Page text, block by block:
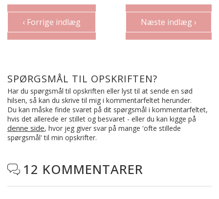
‹ Forrige indlæg Næste indlæg ›
SPØRGSMÅL TIL OPSKRIFTEN?
Har du spørgsmål til opskriften eller lyst til at sende en sød
hilsen, så kan du skrive til mig i kommentarfeltet herunder.
Du kan måske finde svaret på dit spørgsmål i kommentarfeltet,
hvis det allerede er stillet og besvaret - eller du kan kigge på
denne side, hvor jeg giver svar på mange 'ofte stillede
spørgsmål' til min opskrifter.
 12 KOMMENTARER